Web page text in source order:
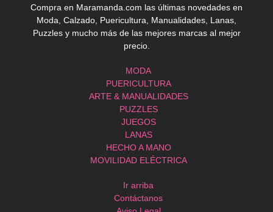
Compra en Maramanda.com las últimas novedades en
Moda, Calzado, Puericultura, Manualidades, Lanas,
Puzzles y mucho más de las mejores marcas al mejor
precio.
MODA
PUERICULTURA
ARTE & MANUALIDADES
PUZZLES
JUEGOS
LANAS
HECHO A MANO
MOVILIDAD ELÉCTRICA
Ir arriba
Contáctanos